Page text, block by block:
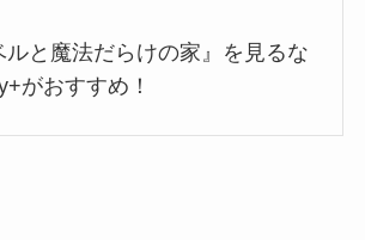
ルと魔法だらけの家』を見るな
がおすすめ！